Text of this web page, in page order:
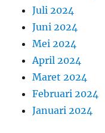
Juli 2024
Juni 2024
Mei 2024
April 2024
Maret 2024
Februari 2024
Januari 2024